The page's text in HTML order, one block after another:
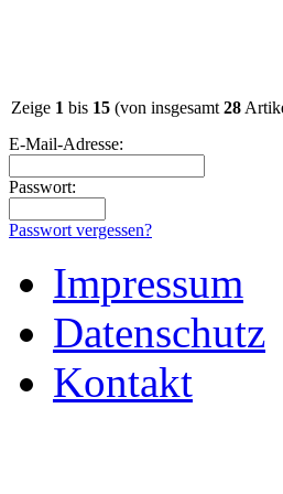
Zeige 1 bis 15 (von insgesamt 28
E-Mail-Adresse:
Passwort:
Passwort vergessen?
Impressum
Datenschutz
Kontakt